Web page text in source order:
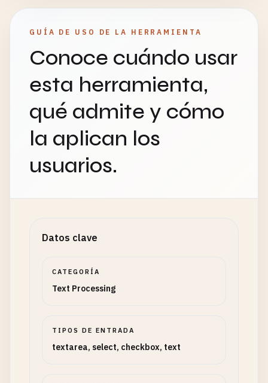
GUÍA DE USO DE LA HERRAMIENTA
Conoce cuándo usar
esta herramienta,
qué admite y cómo
la aplican los
usuarios.
Datos clave
CATEGORÍA
Text Processing
TIPOS DE ENTRADA
textarea, select, checkbox, text